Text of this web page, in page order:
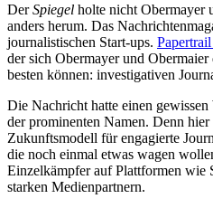
DerSpiegel holte nicht Obermayer
anders herum. Das
journalistischen Start-ups.
der sich Obermayer und
besten können: investigativen
Die Nachricht hatte einen
der prominenten Namen. Denn hier
Zukunftsmodell für engagierte
die noch einmal etwas wagen
Einzelkämpfer auf Plattformen wie
starken Medienpartnern.